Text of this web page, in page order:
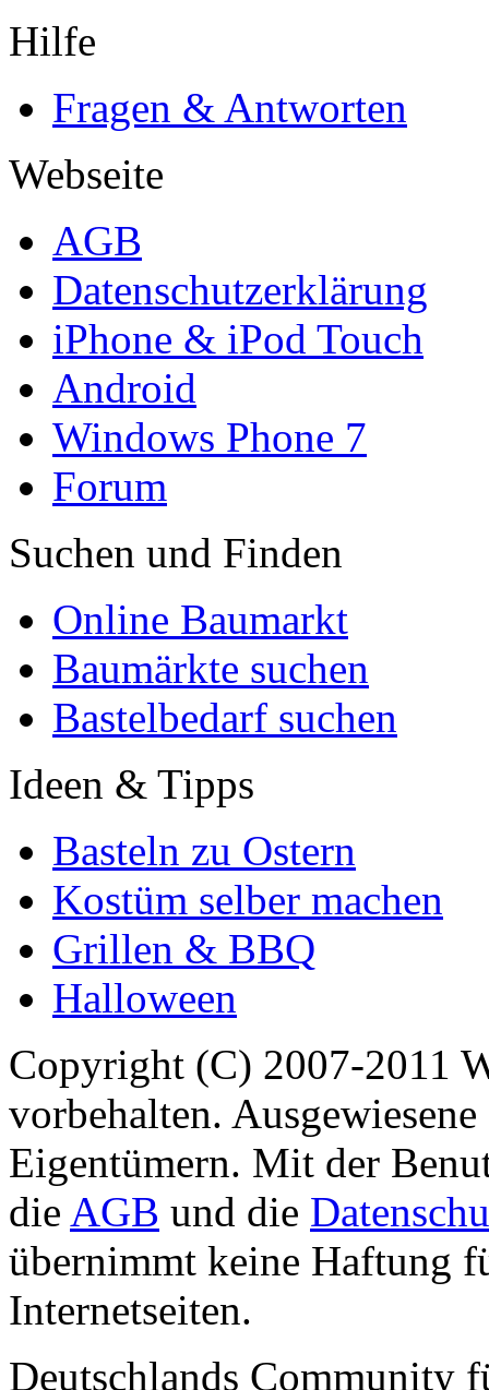
Hilfe
Fragen & Antworten
Webseite
AGB
Datenschutzerklärung
iPhone & iPod Touch
Android
Windows Phone 7
Forum
Suchen und Finden
Online Baumarkt
Baumärkte suchen
Bastelbedarf suchen
Ideen & Tipps
Basteln zu Ostern
Kostüm selber machen
Grillen & BBQ
Halloween
Copyright (C) 2007-2011
vorbehalten.
Eigentümern. Mit der
die AGB und die
übernimmt keine Haftung
Internetseiten.
Deutschlands Community